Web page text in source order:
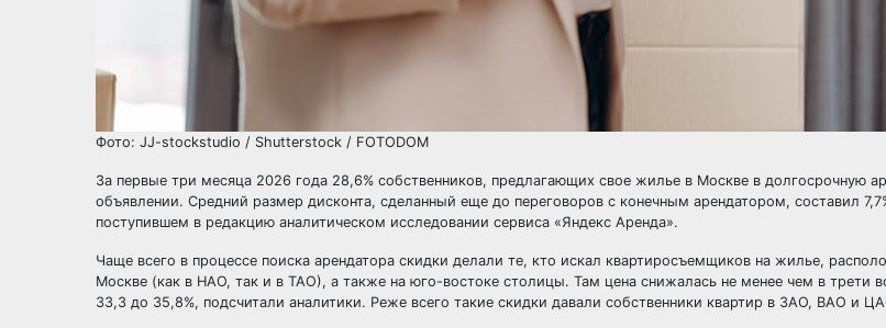
Фото: JJ-stockstudio / Shutterstock / FOTODOM
За первые три месяца 2026 года 28,6% собственников, предлагающих свое жилье в Москве в долгосрочную
объявлении. Средний размер дисконта, сделанный еще до переговоров с конечным арендатором, составил
поступившем в редакцию аналитическом исследовании сервиса «Яндекс Аренда».
Чаще всего в процессе поиска арендатора скидки делали те, кто искал квартиросъемщиков на жилье,
Москве (как в НАО, так и в ТАО), а также на юго-востоке столицы. Там цена снижалась не менее чем в трети
33,3 до 35,8%, подcчитали аналитики. Реже всего такие скидки давали собственники квартир в ЗАО, ВАО и